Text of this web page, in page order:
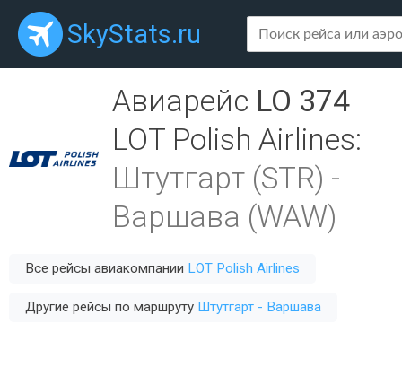
SkyStats.ru
Авиарейс LO 374
LOT Polish Airlines:
Штутгарт (STR) -
Варшава (WAW)
Все рейсы авиакомпании LOT Polish Airlines
Другие рейсы по маршруту Штутгарт - Варшава